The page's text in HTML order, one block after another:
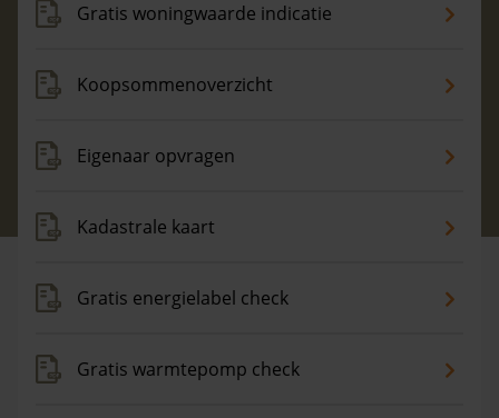
Gratis woningwaarde indicatie
Koopsommenoverzicht
Eigenaar opvragen
Kadastrale kaart
Gratis energielabel check
Gratis warmtepomp check